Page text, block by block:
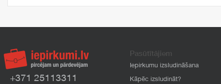
+371 25113311
Pasūtītājiem
Iepirkumu izsludināšana
Kāpēc izsludināt?